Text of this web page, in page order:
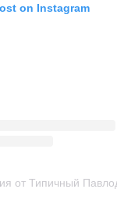
on Instagram
от Типичный